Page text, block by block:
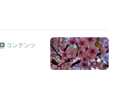
コンテンツ